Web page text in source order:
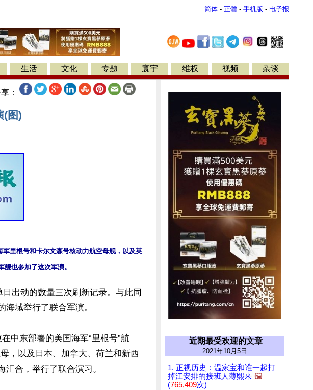
简体 - 正體 - 手机版 - 电子报
生活 文化 专题 寰宇 维权 视频 杂谈
：
(图)
里根号和卡尔文森号核动力航空母舰，以及英
日出动的数量三次刷新记录。与此同
域举行了联合军演。
中东部署的美国海军“里根号”航
，以及日本、加拿大、荷兰和新西
合，举行了联合演习。
近期最受欢迎的文章
2021年10月5日
1. 正视历史：温家宝和谁一起打
掉江安排的接班人薄熙来 🖼️
(765,409次)